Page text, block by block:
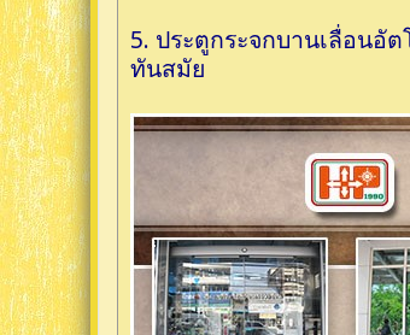
5. ประตูกระจกบานเลื่อนอั
ทันสมัย